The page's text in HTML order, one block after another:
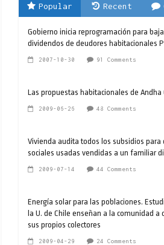
Popular Recent
Gobierno inicia reprogramación para
dividendos de deudores habitacionales
2007-10-30 91 Comments
Las propuestas habitacionales de Andha
2009-06-26 48 Comments
Vivienda audita todos los subsidios para
sociales usadas vendidas a un familiar
2009-07-14 44 Comments
Energía solar para las poblaciones.
la U. de Chile enseñan a la comunidad a
sus propios colectores
2009-04-29 24 Comments